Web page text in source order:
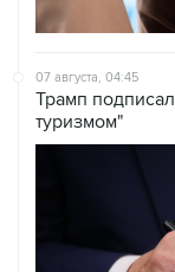
07 августа, 04:45
Трамп
туризмом"